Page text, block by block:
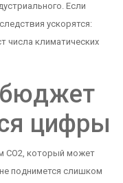
Если
ускорятся:
числа климатических
бюджет
цифры
CO2, который может
поднимется слишком